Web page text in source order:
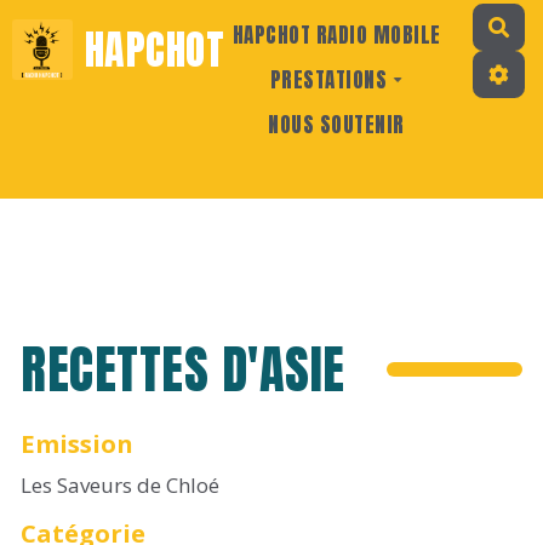
HAPCHOT HAPCHOT RADIO MOBILE
PRESTATIONS
NOUS SOUTENIR
RECETTES D'ASIE
Emission
Les Saveurs de Chloé
Catégorie